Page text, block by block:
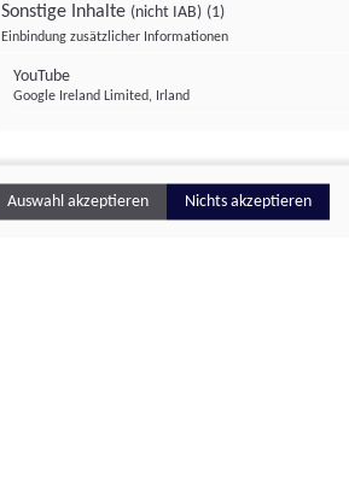
Sonstige Inhalte (nicht IAB) (1)
Einbindung zusätzlicher Informationen
YouTube
Google Ireland Limited, Irland
Auswahl akzeptieren Nichts akzeptieren